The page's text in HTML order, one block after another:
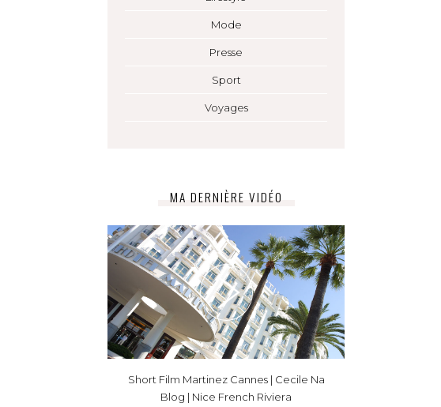
Mode
Presse
Sport
Voyages
MA DERNIÈRE VIDÉO
Short Film Martinez Cannes | Cecile Na
Blog | Nice French Riviera